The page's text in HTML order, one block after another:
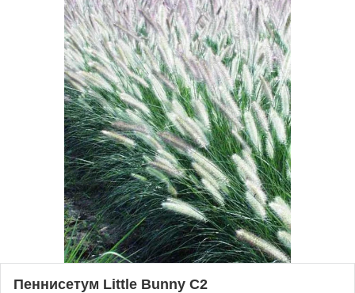
Пеннисетум Little Bunny С2